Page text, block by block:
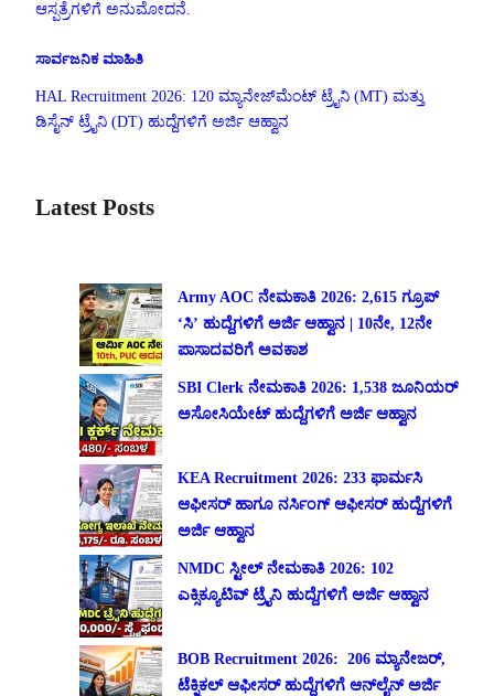
ಆಸ್ಪತ್ರೆಗಳಿಗೆ ಅನುಮೋದನೆ.
ಸಾರ್ವಜನಿಕ ಮಾಹಿತಿ
HAL Recruitment 2026: 120 ಮ್ಯಾನೇಜ್‌ಮೆಂಟ್ ಟ್ರೈನಿ (MT) ಮತ್ತು
ಡಿಸೈನ್ ಟ್ರೈನಿ (DT) ಹುದ್ದೆಗಳಿಗೆ ಅರ್ಜಿ ಆಹ್ವಾನ
Latest Posts
Army AOC ನೇಮಕಾತಿ 2026: 2,615 ಗ್ರೂಪ್
‘ಸಿ’ ಹುದ್ದೆಗಳಿಗೆ ಅರ್ಜಿ ಆಹ್ವಾನ | 10ನೇ, 12ನೇ
ಪಾಸಾದವರಿಗೆ ಅವಕಾಶ
SBI Clerk ನೇಮಕಾತಿ 2026: 1,538 ಜೂನಿಯರ್
ಅಸೋಸಿಯೇಟ್ ಹುದ್ದೆಗಳಿಗೆ ಅರ್ಜಿ ಆಹ್ವಾನ
KEA Recruitment 2026: 233 ಫಾರ್ಮಸಿ
ಆಫೀಸರ್ ಹಾಗೂ ನರ್ಸಿಂಗ್ ಆಫೀಸರ್ ಹುದ್ದೆಗಳಿಗೆ
ಅರ್ಜಿ ಆಹ್ವಾನ
NMDC ಸ್ಟೀಲ್ ನೇಮಕಾತಿ 2026: 102
ಎಕ್ಸಿಕ್ಯೂಟಿವ್ ಟ್ರೈನಿ ಹುದ್ದೆಗಳಿಗೆ ಅರ್ಜಿ ಆಹ್ವಾನ
BOB Recruitment 2026: 206 ಮ್ಯಾನೇಜರ್,
ಟೆಕ್ನಿಕಲ್ ಆಫೀಸರ್ ಹುದ್ದೆಗಳಿಗೆ ಆನ್‌ಲೈನ್ ಅರ್ಜಿ